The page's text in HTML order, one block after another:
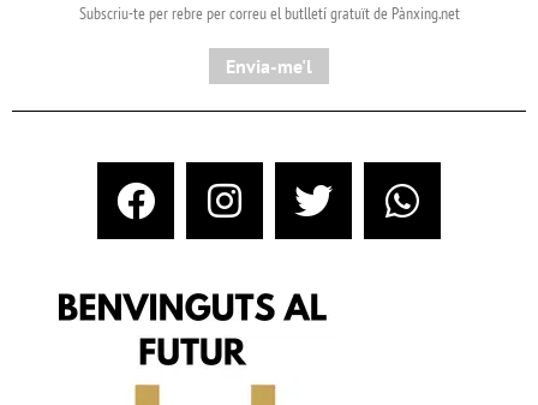
Subscriu-te per rebre per correu el butlletí gratuït de Pànxing.net​
Envia-me'l